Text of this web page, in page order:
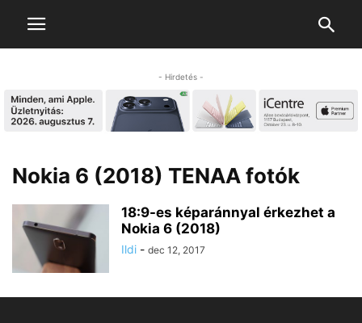
- Hirdetés -
Nokia 6 (2018) TENAA fotók
18:9-es képaránnyal érkezhet a
Nokia 6 (2018)
Ildi - dec 12, 2017